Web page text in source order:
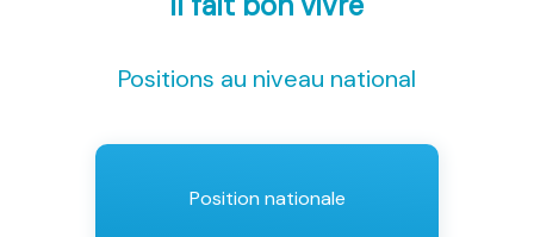
Positions au niveau national
Position nationale